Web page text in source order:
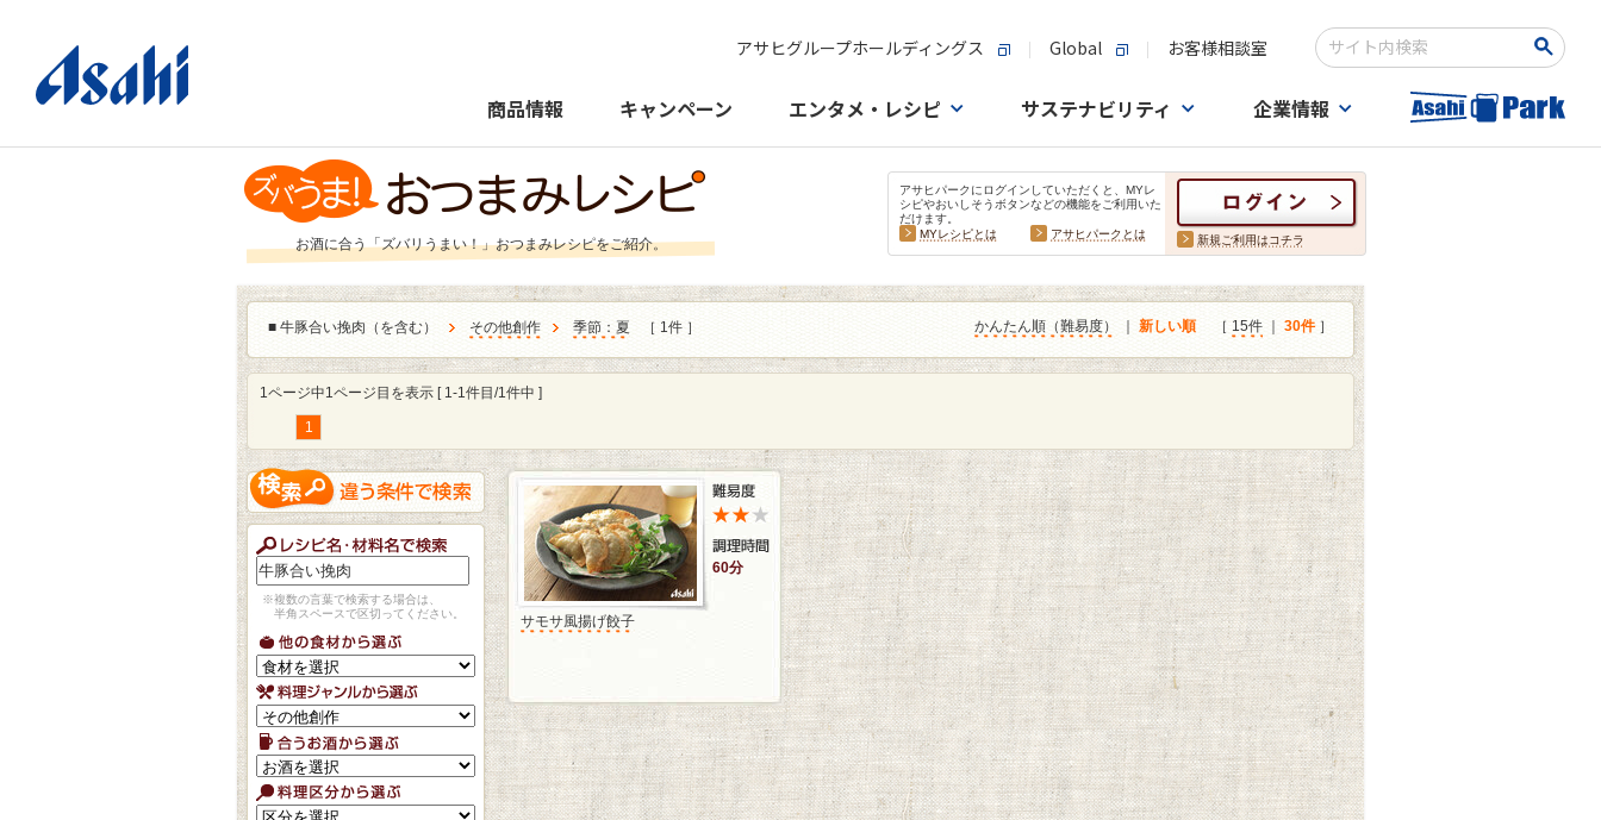
アサヒグループホールディングス Global お客様相談室
検索キーワード入力
商品情報 キャンペーン エンタメ・レシピ サステナビリティ 企業情報
お酒に合う「ズバリうまい！」おつまみレシピをご紹介。
アサヒパークにログインしていただくと、MYレ
シピやおいしそうボタンなどの機能をご利用いた
だけます。
MYレシピとは
アサヒパークとは 新規ご利用はコチラ
■ 牛豚合い挽肉（を含む） その他創作 季節：夏 ［ 1件 ］ かんたん順（難易度） 新しい順 ［ 15件 30件 ］
1ページ中1ページ目を表示 [ 1-1件目/1件中 ]
1
※複数の言葉で検索する場合は、
半角スペースで区切ってください。
60分
サモサ風揚げ餃子